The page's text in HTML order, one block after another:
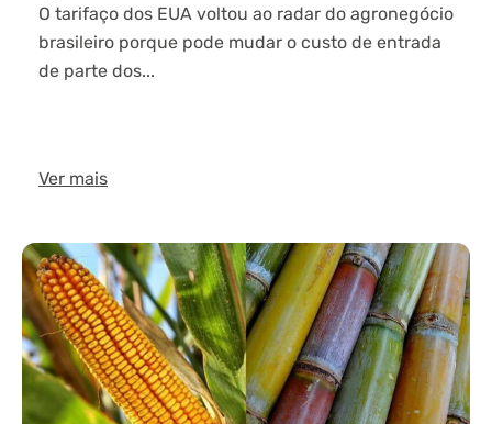
O tarifaço dos EUA voltou ao radar do agronegócio
brasileiro porque pode mudar o custo de entrada
de parte dos...
Ver mais